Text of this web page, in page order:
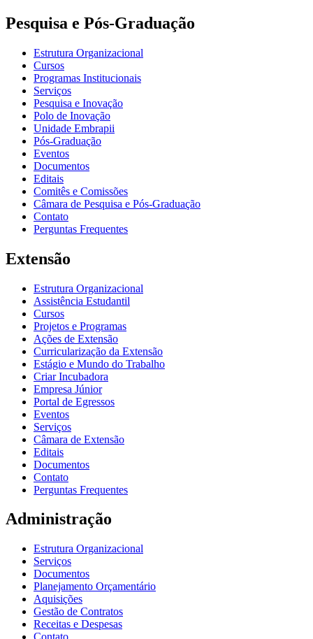
Pesquisa e Pós-Graduação
Estrutura Organizacional
Cursos
Programas Institucionais
Serviços
Pesquisa e Inovação
Polo de Inovação
Unidade Embrapii
Pós-Graduação
Eventos
Documentos
Editais
Comitês e Comissões
Câmara de Pesquisa e Pós-Graduação
Contato
Perguntas Frequentes
Extensão
Estrutura Organizacional
Assistência Estudantil
Cursos
Projetos e Programas
Ações de Extensão
Curricularização da Extensão
Estágio e Mundo do Trabalho
Criar Incubadora
Empresa Júnior
Portal de Egressos
Eventos
Serviços
Câmara de Extensão
Editais
Documentos
Contato
Perguntas Frequentes
Administração
Estrutura Organizacional
Serviços
Documentos
Planejamento Orçamentário
Aquisições
Gestão de Contratos
Receitas e Despesas